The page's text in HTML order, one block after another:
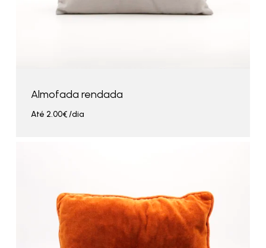
Almofada rendada
Até 2.00€/dia